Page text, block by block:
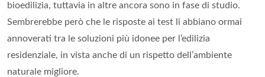
bioedilizia, tuttavia in altre ancora sono in fase di studio.
Sembrerebbe però che le risposte ai test li abbiano ormai
annoverati tra le soluzioni più idonee per l’edilizia
residenziale, in vista anche di un rispetto dell’ambiente
naturale migliore.